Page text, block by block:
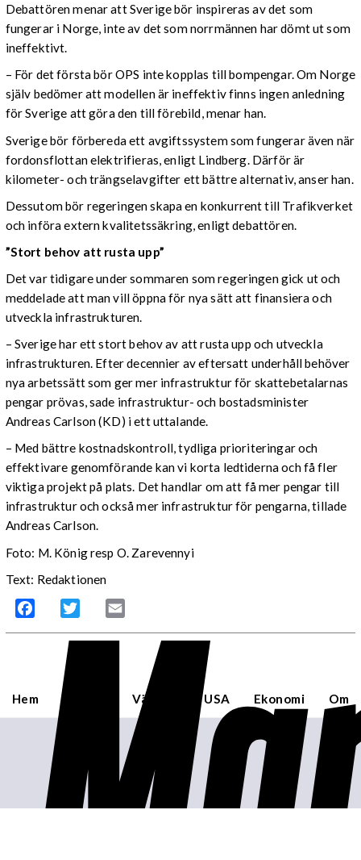
Debattören menar att Sverige bör inspireras av det som
fungerar i Norge, inte av det som norrmännen har dömt ut som
ineffektivt.
– För det första bör OPS inte kopplas till bompengar. Om Norge
själv bedömer att modellen är ineffektiv finns ingen anledning
för Sverige att göra den till förebild, menar han.
Sverige bör förbereda ett avgiftssystem som fungerar även när
fordonsflottan elektrifieras, enligt Lindberg. Därför är
kilometer- och trängselavgifter ett bättre alternativ, anser han.
Dessutom bör regeringen skapa en konkurrent till Trafikverket
och införa extern kvalitetssäkring, enligt debattören.
”Stort behov att rusta upp”
Det var tidigare under sommaren som regeringen gick ut och
meddelade att man vill öppna för nya sätt att finansiera och
utveckla infrastrukturen.
– Sverige har ett stort behov av att rusta upp och utveckla
infrastrukturen. Efter decennier av eftersatt underhåll behöver
nya arbetssätt som ger mer infrastruktur för skattebetalarnas
pengar prövas, sade infrastruktur- och bostadsminister
Andreas Carlson (KD) i ett uttalande.
– Med bättre kostnadskontroll, tydliga prioriteringar och
effektivare genomförande kan vi korta ledtiderna och få fler
viktiga projekt på plats. Det handlar om att få mer pengar till
infrastruktur och också mer infrastruktur för pengarna, tillade
Andreas Carlson.
Foto: M. König resp O. Zarevennyi
Text: Redaktionen
Facebook Twitter
Hem Världen USA Ekonomi Om